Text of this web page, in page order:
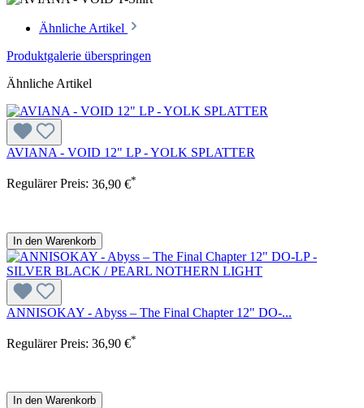
Ähnliche Artikel
Produktgalerie überspringen
Ähnliche Artikel
AVIANA - VOID 12" LP - YOLK SPLATTER
Regulärer Preis: 36,90 €*
In den Warenkorb
ANNISOKAY - Abyss – The Final Chapter 12" DO-...
Regulärer Preis: 36,90 €*
In den Warenkorb